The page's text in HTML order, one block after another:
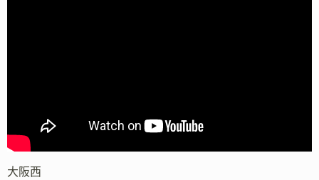
大阪西